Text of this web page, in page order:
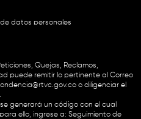
datos personales
Quejas, Reclamos,
puede remitir lo pertinente al Correo
o diligenciar el
generará un código con el cual
ello, ingrese a: Seguimiento de